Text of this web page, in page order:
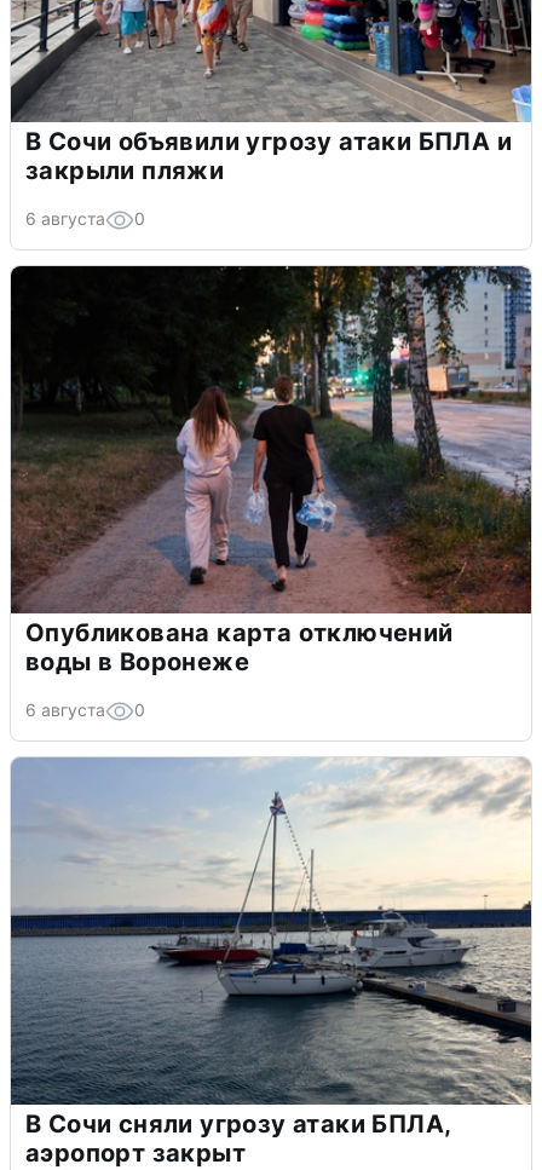
В Сочи объявили угрозу атаки БПЛА и
закрыли пляжи
6 августа 0
Опубликована карта отключений
воды в Воронеже
6 августа 0
В Сочи сняли угрозу атаки БПЛА,
аэропорт закрыт